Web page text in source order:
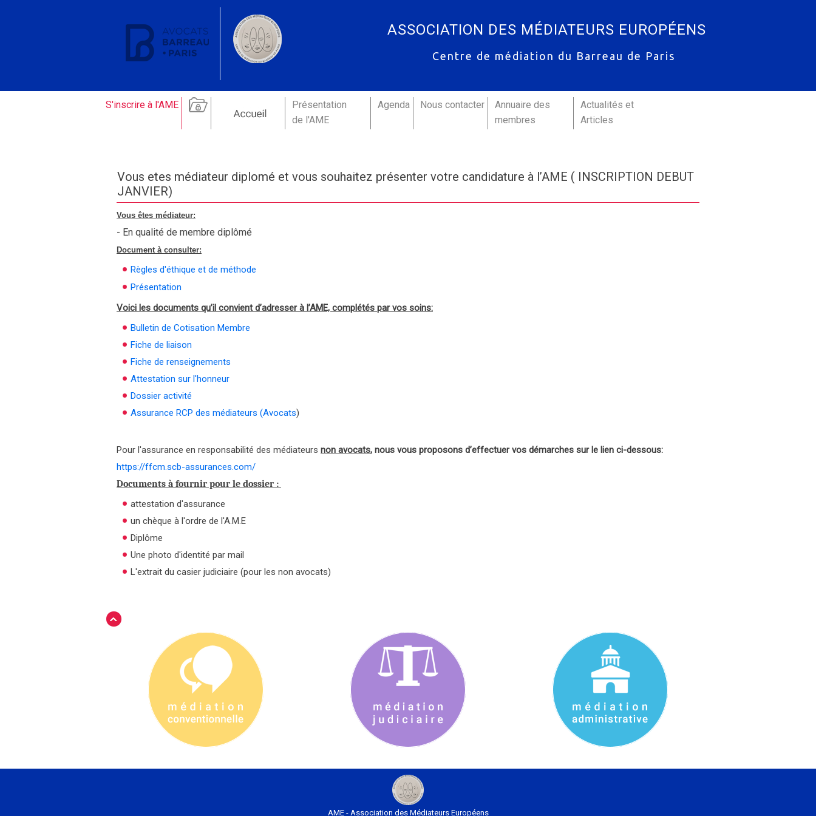
ASSOCIATION DES MÉDIATEURS EUROPÉENS
Centre de médiation du Barreau de Paris
S'inscrire à l'AME
Présentation
de l'AME
Agenda Nous contacter
Annuaire des
membres
Actualités et
Articles
Vous etes médiateur diplomé et vous souhaitez présenter votre candidature à l’AME ( INSCRIPTION DEBUT
JANVIER)
Vous êtes médiateur:
- En qualité de membre diplômé
Document à consulter:
Règles d'éthique et de méthode
Présentation
Voici les documents qu’il convient d’adresser à l’AME, complétés par vos soins:
Bulletin de Cotisation Membre
Fiche de liaison
Fiche de renseignements
Attestation sur l'honneur
Dossier activité
Assurance RCP des médiateurs (Avocats)
Pour l'assurance en responsabilité des médiateurs non avocats, nous vous proposons d’effectuer vos démarches sur le lien ci-dessous:
https://ffcm.scb-assurances.com/
Documents à fournir pour le dossier :
attestation d'assurance
un chèque à l'ordre de l'A.M.E
Diplôme
Une photo d'identité par mail
L'extrait du casier judiciaire (pour les non avocats)
AME - Association des Médiateurs Européens